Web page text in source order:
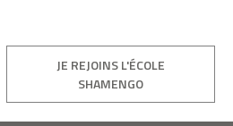
JE REJOINS L'ÉCOLE
SHAMENGO